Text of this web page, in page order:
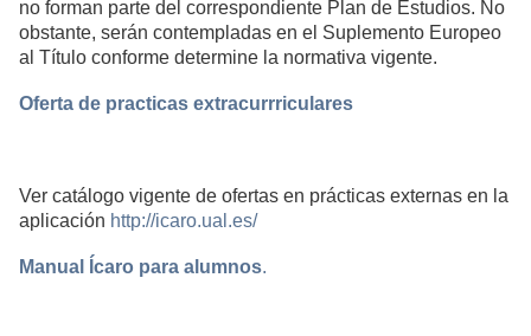
no forman parte del correspondiente Plan de Estudios. No
obstante, serán contempladas en el Suplemento Europeo
al Título conforme determine la normativa vigente.
Oferta de practicas extracurrriculares
Ver catálogo vigente de ofertas en prácticas externas en la
aplicación http://icaro.ual.es/
Manual Ícaro para alumnos.